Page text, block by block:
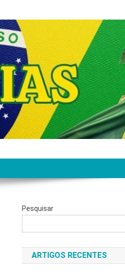
Pesquisar
ARTIGOS RECENTES